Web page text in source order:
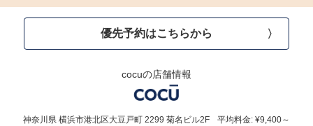
優先予約はこちらから
cocuの店舗情報
神奈川県 横浜市港北区大豆戸町 2299 菊名ビル2F 平均料金: ¥9,400～